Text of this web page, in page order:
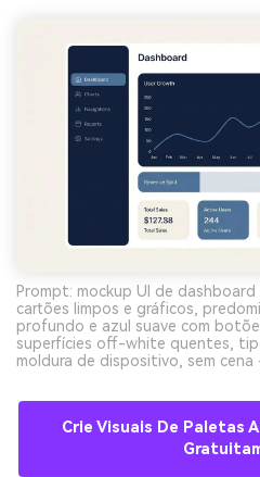
Prompt: mockup UI de dashboard
cartões limpos e gráficos,
profundo e azul suave com
superfícies off-white quentes,
moldura de dispositivo, sem cena
Crie Visuais De Paletas